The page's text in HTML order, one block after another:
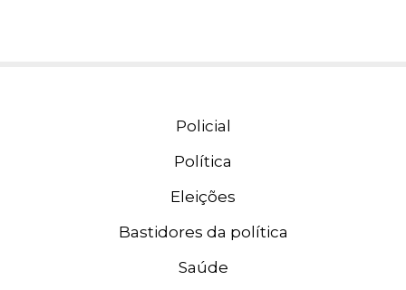
Policial
Política
Eleições
Bastidores da política
Saúde